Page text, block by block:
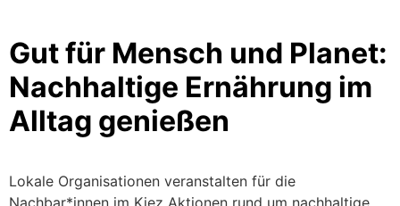
Gut für Mensch und Planet:
Nachhaltige Ernährung im
Alltag genießen
Lokale Organisationen veranstalten für die